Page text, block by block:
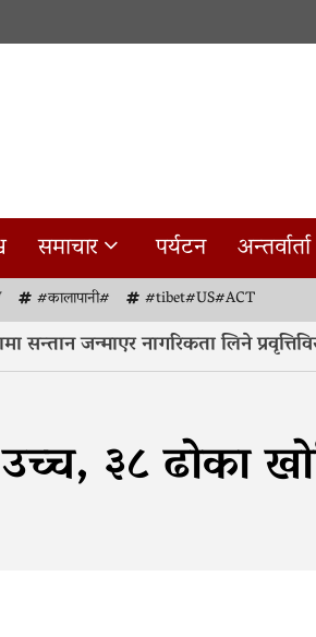
समाचार पर्यटन अन्तर्वार्ता
#कालापानी#
#tibet#US#ACT
जन्माएर नागरिकता लिने
३८ ढोका